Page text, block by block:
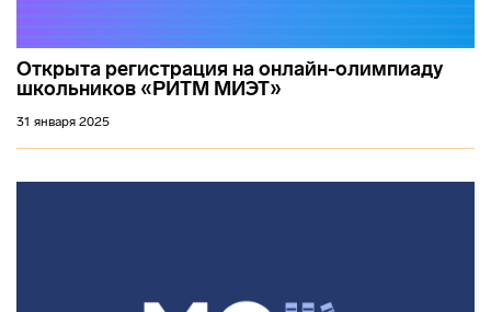
Открыта регистрация на онлайн-олимпиаду
школьников «РИТМ МИЭТ»
31 января 2025